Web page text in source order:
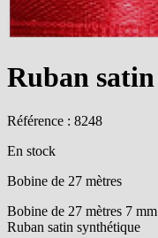
Ruban
Référence : 8248
En stock
Bobine de 27 mètres
Bobine de 27 mètres 7 mm
Ruban satin synthétique